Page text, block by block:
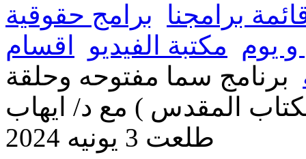
برامجنا
برامج حقوقية
و يوم مكتبة الفيديو
اقسام
برنامج سما مفتوحه وحلقة
المقدس ) مع د/ ايهاب
طلعت 3 يونيه 2024